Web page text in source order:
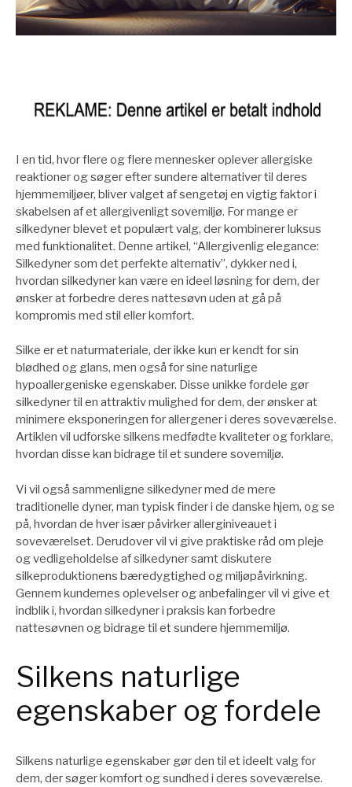
I en tid, hvor flere og flere mennesker oplever allergiske
reaktioner og søger efter sundere alternativer til deres
hjemmemiljøer, bliver valget af sengetøj en vigtig faktor i
skabelsen af et allergivenligt sovemiljø. For mange er
silkedyner blevet et populært valg, der kombinerer luksus
med funktionalitet. Denne artikel, “Allergivenlig elegance:
Silkedyner som det perfekte alternativ”, dykker ned i,
hvordan silkedyner kan være en ideel løsning for dem, der
ønsker at forbedre deres nattesøvn uden at gå på
kompromis med stil eller komfort.
Silke er et naturmateriale, der ikke kun er kendt for sin
blødhed og glans, men også for sine naturlige
hypoallergeniske egenskaber. Disse unikke fordele gør
silkedyner til en attraktiv mulighed for dem, der ønsker at
minimere eksponeringen for allergener i deres soveværelse.
Artiklen vil udforske silkens medfødte kvaliteter og forklare,
hvordan disse kan bidrage til et sundere sovemiljø.
Vi vil også sammenligne silkedyner med de mere
traditionelle dyner, man typisk finder i de danske hjem, og se
på, hvordan de hver især påvirker allerginiveauet i
soveværelset. Derudover vil vi give praktiske råd om pleje
og vedligeholdelse af silkedyner samt diskutere
silkeproduktionens bæredygtighed og miljøpåvirkning.
Gennem kundernes oplevelser og anbefalinger vil vi give et
indblik i, hvordan silkedyner i praksis kan forbedre
nattesøvnen og bidrage til et sundere hjemmemiljø.
Silkens naturlige
egenskaber og fordele
Silkens naturlige egenskaber gør den til et ideelt valg for
dem, der søger komfort og sundhed i deres soveværelse.